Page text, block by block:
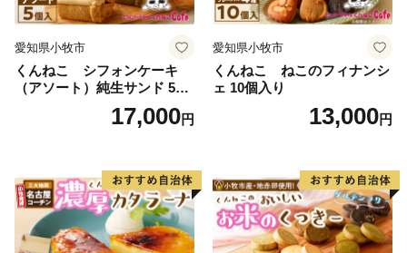
愛知県小牧市
くんねこ シフォンケーキ
（アソート）純生サンド 5個
17,000円
愛知県小牧市
くんねこ ねこのフィナンシ
ェ 10個入り
13,000円